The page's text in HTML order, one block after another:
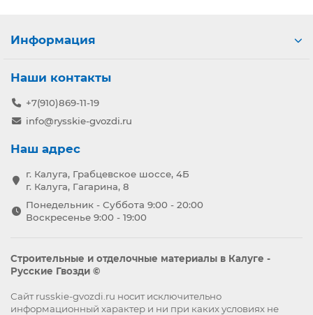
Информация
Наши контакты
+7(910)869-11-19
info@rysskie-gvozdi.ru
Наш адрес
г. Калуга, Грабцевское шоссе, 4Б
г. Калуга, Гагарина, 8
Понедельник - Суббота 9:00 - 20:00
Воскресенье 9:00 - 19:00
Строительные и отделочные материалы в Калуге -
Русские Гвозди ©
Сайт russkie-gvozdi.ru носит исключительно
информационный характер и ни при каких условиях не